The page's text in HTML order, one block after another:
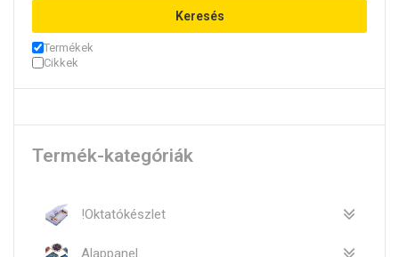
Keresés
Termékek
Cikkek
Termék-kategóriák
!Oktatókészlet
Alappanel